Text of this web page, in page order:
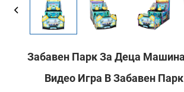
Забавен Парк За Деца
Видео Игра В Забавен